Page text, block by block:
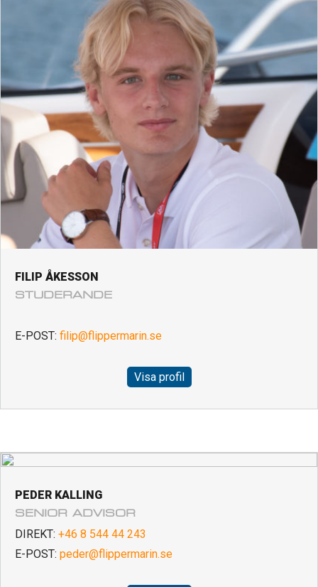
FILIP ÅKESSON
STUDERANDE
E-POST: filip@flippermarin.se
Visa profil
PEDER KALLING
SENIOR ADVISOR
DIREKT: +46 8 544 44 243
E-POST: peder@flippermarin.se